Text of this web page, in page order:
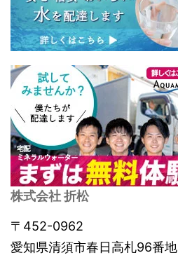
株式会社 折松
〒452-0962
愛知県清須市春日高札96番地